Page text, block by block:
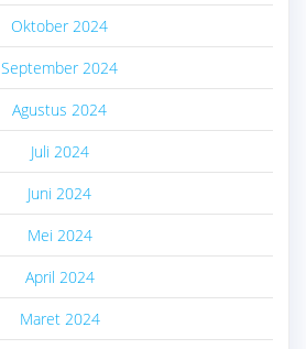
Oktober 2024
September 2024
Agustus 2024
Juli 2024
Juni 2024
Mei 2024
April 2024
Maret 2024